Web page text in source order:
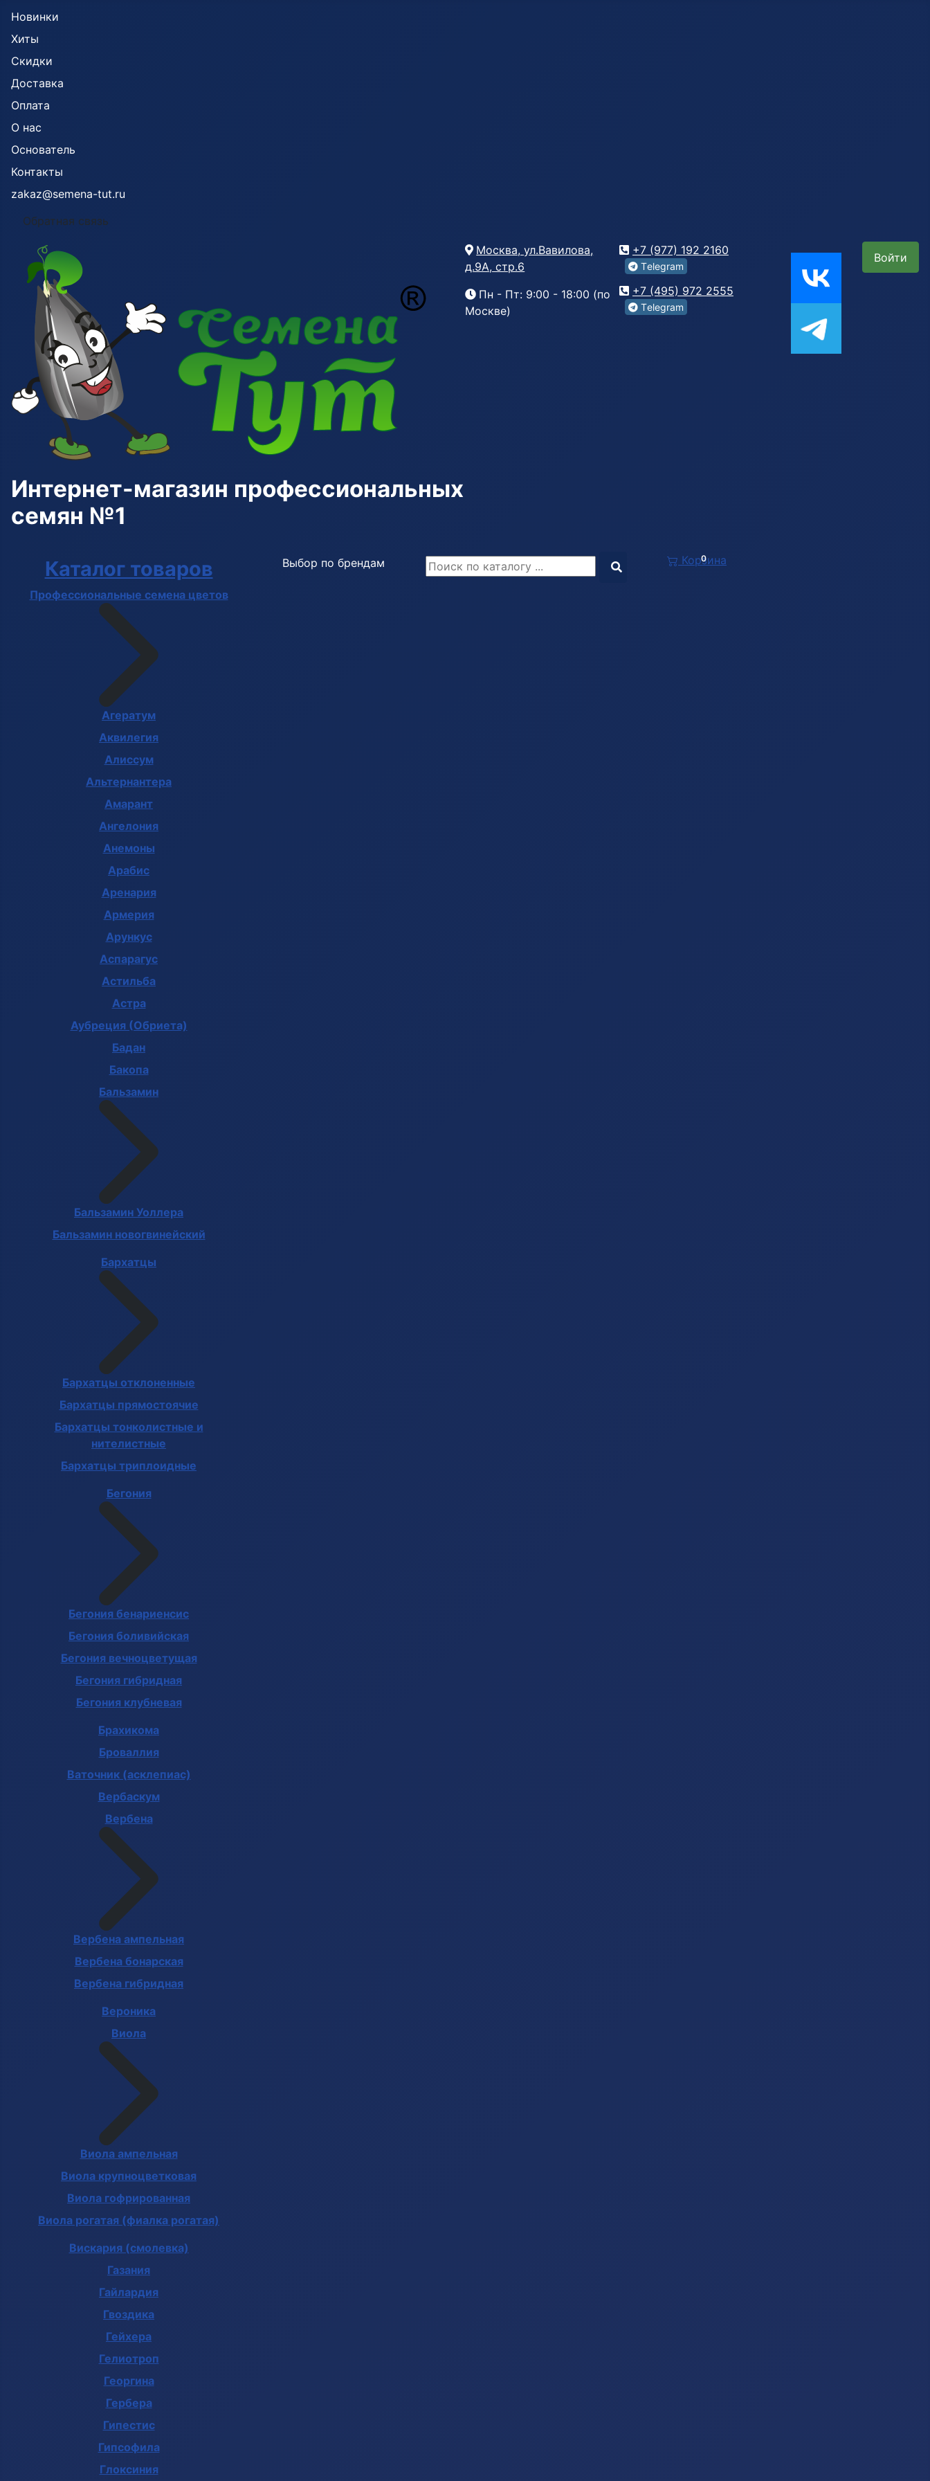
Новинки
Хиты
Скидки
Доставка
Оплата
О нас
Основатель
Контакты
zakaz@semena-tut.ru
Обратная связь
Интернет-магазин профессиональных
семян №1
Москва, ул.Вавилова,
д.9А, стр.6
Пн - Пт: 9:00 - 18:00 (по
Москве)
+7 (977) 192 2160
Tеlegrаm
+7 (495) 972 2555
Tеlegrаm
Войти
Каталог товаров
Профессиональные семена цветов
Агератум
Аквилегия
Алиссум
Альтернантера
Амарант
Ангелония
Анемоны
Арабис
Аренария
Армерия
Арункус
Аспарагус
Астильба
Астра
Аубреция (Обриета)
Бадан
Бакопа
Бальзамин
Бальзамин Уоллера
Бальзамин новогвинейский
Бархатцы
Бархатцы отклоненные
Бархатцы прямостоячие
Бархатцы тонколистные и
нителистные
Бархатцы триплоидные
Бегония
Бегония бенариенсис
Бегония боливийская
Бегония вечноцветущая
Бегония гибридная
Бегония клубневая
Брахикома
Броваллия
Ваточник (асклепиас)
Вербаскум
Вербена
Вербена ампельная
Вербена бонарская
Вербена гибридная
Вероника
Виола
Виола ампельная
Виола крупноцветковая
Виола гофрированная
Виола рогатая (фиалка рогатая)
Вискария (смолевка)
Газания
Гайлардия
Гвоздика
Гейхера
Гелиотроп
Георгина
Гербера
Гипестис
Гипсофила
Глоксиния
Выбор по брендам 0
Корзина